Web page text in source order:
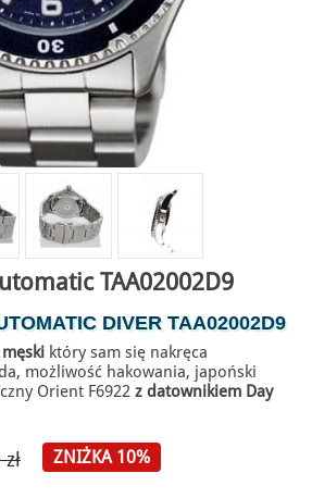
TAA02002D9
DIVER TAA02002D9
który sam się nakręca
możliwość hakowania, japoński
Orient F6922 z datownikiem Day
ZNIŻKA 10%